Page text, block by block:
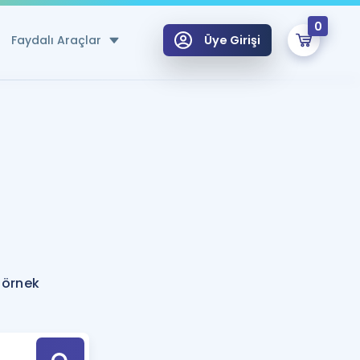
Faydalı Araçlar
Hesaplama Aracı
için Öneriler
Tek Takvimde
Üye Girişi
0